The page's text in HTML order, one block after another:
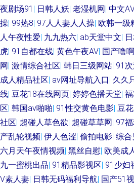
夜剧场91 | 日韩人妖| 老湿机网| 中文
操| 99热8| 97人人妻人人操| 欧韩一级
人午夜性爱| 九九热六| ab天堂中文|
虎| 91自都在线| 黄色午夜AV| 国产噜
网| 激情综合社区| 韩日三级网站| 91
成人精品社区| av网址导航入口| 久久
线| 豆花18在线网页| 婷婷色播天堂|
区| 韩国av啪啪| 91性交黄色电影| 豆
社区| 超碰人草色欲| 超碰草草网| 97
产乱轮视频| 伊人色涩| 偷拍电影| 综合
六月天午夜情视频| 黑丝自慰| 欧美成
九一蜜桃出品| 91精品影视区| 91少妇
V素人妻| 日韩无码福利导航| 国产51